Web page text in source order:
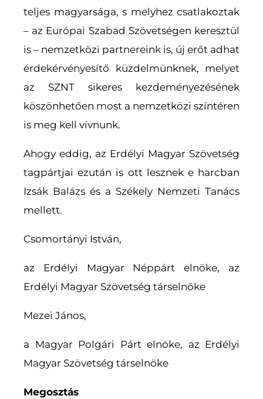
teljes magyarsága, s melyhez csatlakoztak
– az Európai Szabad Szövetségen keresztül
is – nemzetközi partnereink is, új erőt adhat
érdekérvényesítő küzdelmünknek, melyet
az SZNT sikeres kezdeményezésének
köszönhetően most a nemzetközi színtéren
is meg kell vívnunk.
Ahogy eddig, az Erdélyi Magyar Szövetség
tagpártjai ezután is ott lesznek e harcban
Izsák Balázs és a Székely Nemzeti Tanács
mellett.
Csomortányi István,
az Erdélyi Magyar Néppárt elnöke, az
Erdélyi Magyar Szövetség társelnöke
Mezei János,
a Magyar Polgári Párt elnöke, az Erdélyi
Magyar Szövetség társelnöke
Megosztás